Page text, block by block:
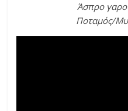
Άσπρο
Ποταμός/